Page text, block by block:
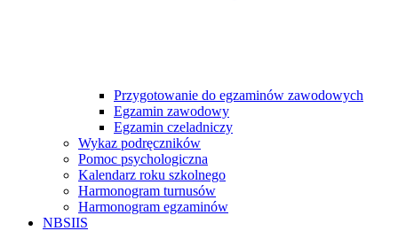
Przygotowanie do egzaminów zawodowych
Egzamin zawodowy
Egzamin czeladniczy
Wykaz podręczników
Pomoc psychologiczna
Kalendarz roku szkolnego
Harmonogram turnusów
Harmonogram egzaminów
NBSIIS